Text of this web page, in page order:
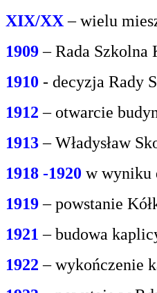
XIX/XX– wielu
1909 – Rada Szkolna
1910 - decyzja Rady
1912 – otwarcie
1913– Władysław
1918 -1920 w wyniku
1919– powstanie
1921 – budowa
1922 – wykończenie